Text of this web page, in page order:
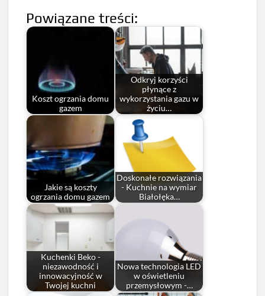
Powiązane treści:
Koszt ogrzania domu
gazem
Odkryj korzyści
płynące z
wykorzystania gazu w
życiu…
Jakie są koszty
ogrzania domu gazem
Doskonałe rozwiązania
- Kuchnie na wymiar
Białołęka…
Kuchenki Beko -
niezawodność i
innowacyjność w
Twojej kuchni
Nowa technologia LED
w oświetleniu
przemysłowym -…